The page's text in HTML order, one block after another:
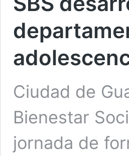
Ciudad de
Bienestar
jornada de